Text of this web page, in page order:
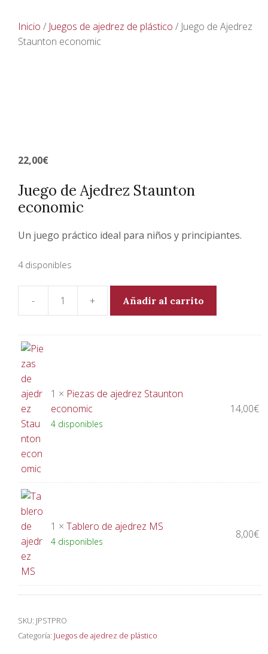
Inicio / Juegos de ajedrez de plástico / Juego de Ajedrez
Staunton economic
22,00€
Juego de Ajedrez Staunton
economic
Un juego práctico ideal para niños y principiantes.
4 disponibles
Juego
Ajedrez
Añadir al carrito
1 × Piezas de ajedrez Staunton
economic
4 disponibles
14,00€
1 × Tablero de ajedrez MS
4 disponibles
8,00€
SKU: JPSTPRO
Categoría: Juegos de ajedrez de plástico